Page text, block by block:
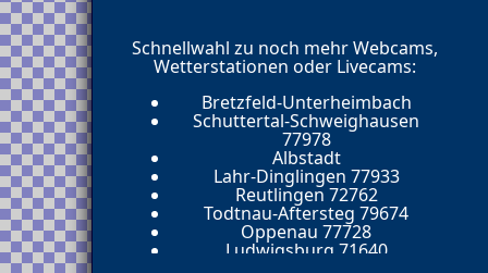
Schnellwahl zu noch mehr Webcams,
Wetterstationen oder Livecams:
Bretzfeld-Unterheimbach
Schuttertal-Schweighausen
77978
Albstadt
Lahr-Dinglingen 77933
Reutlingen 72762
Todtnau-Aftersteg 79674
Oppenau 77728
Ludwigsburg 71640